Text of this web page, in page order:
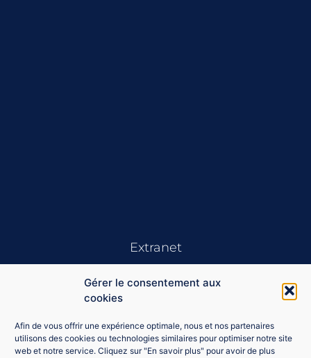
Gérer le consentement aux
cookies
Afin de vous offrir une expérience optimale, nous et nos partenaires
utilisons des cookies ou technologies similaires pour optimiser notre site
web et notre service. Cliquez sur "En savoir plus" pour avoir de plus
Extranet
Se souvenir de moi